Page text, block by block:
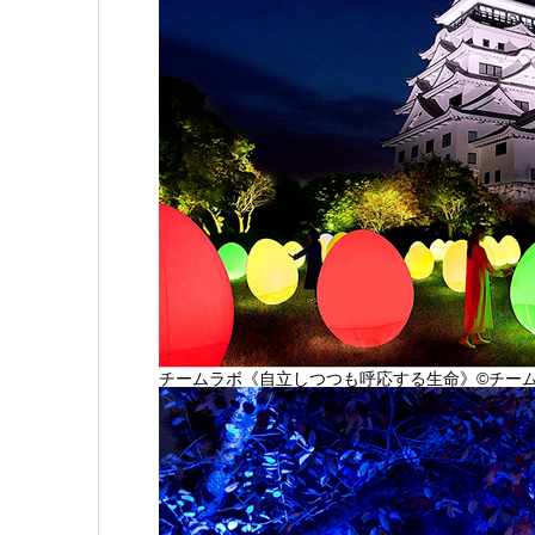
チームラボ《自立しつつも呼応する生命》©チー